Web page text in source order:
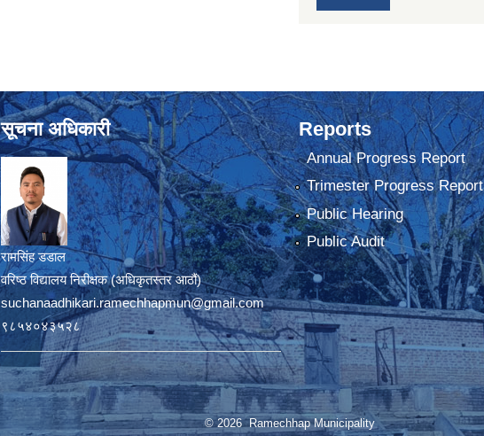
सूचना अधिकारी
रामसिंह डडाल
वरिष्ठ विद्यालय निरीक्षक (अधिकृतस्तर आठौं)
suchanaadhikari.ramechhapmun@gmail.com
९८५४०४३५२८
Reports
Annual Progress Report
Trimester Progress Report
Public Hearing
Public Audit
© 2026 Ramechhap Municipality